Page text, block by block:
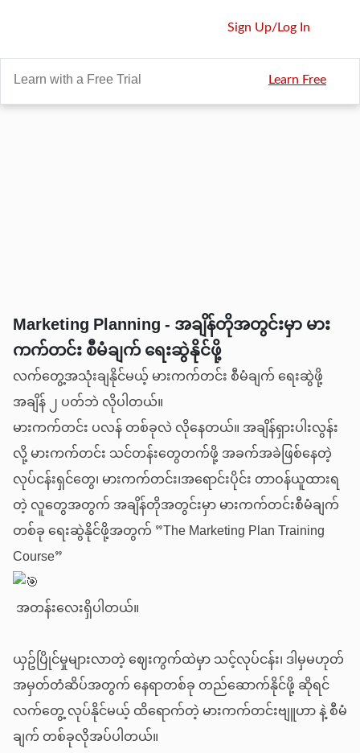
Sign Up/Log In
Learn with a Free Trial
Learn Free
Marketing Planning - အချိန်တိုအတွင်းမှာ မား
ကက်တင်း စီမံချက် ရေးဆွဲနိုင်ဖို့
လက်တွေ့အသုံးချနိုင်မယ့် မားကက်တင်း စီမံချက် ရေးဆွဲဖို့
အချိန် ၂ ပတ်ဘဲ လိုပါတယ်။
မားကက်တင်း ပလန် တစ်ခုလဲ လိုနေတယ်။ အချိန်ရှားပါးလွန်း
လို့ မားကက်တင်း သင်တန်းတွေတက်ဖို့ အခက်အခဲဖြစ်နေတဲ့
လုပ်ငန်းရှင်တွေ၊ မားကက်တင်း၊​အရောင်းပိုင်း တာဝန်ယူထားရ
တဲ့ လူတွေအတွက် အချိန်တိုအတွင်းမှာ မားကက်တင်းစီမံချက်
တစ်ခု ရေးဆွဲနိုင်ဖို့အတွက် ”The Marketing Plan Training
Course”
အတန်းလေးရှိပါတယ်။
ယှဥ်ပြိုင်မှုများလာတဲ့ ဈေးကွက်ထဲမှာ သင့်လုပ်ငန်း၊ ဒါမှမဟုတ်
အမှတ်တံဆိပ်အတွက် နေရာတစ်ခု တည်ဆောက်နိုင်ဖို့ ဆိုရင်
လက်တွေ့ လုပ်နိုင်မယ့် ထိရောက်တဲ့ မားကက်တင်းဗျူဟာ နဲ့ စီမံ
ချက် တစ်ခုလိုအပ်ပါတယ်။